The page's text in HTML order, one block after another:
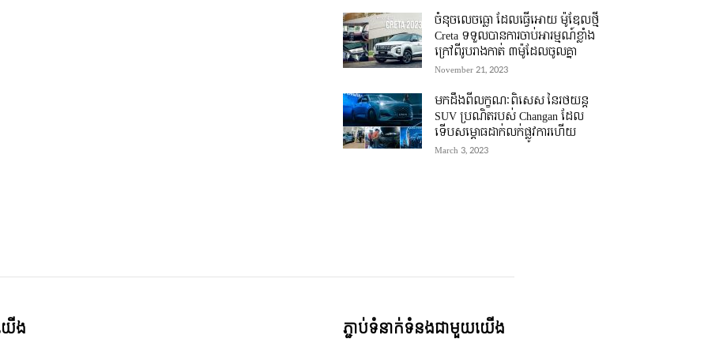
ចំនុចលេចធ្លោ ដែលធ្វើអោយ ម៉ូឌែលថ្មី
Creta ទទួលបានការចាប់អារម្មណ៍ខ្លាំង
ក្រៅពីរូបរាងកាត់ ៣ម៉ូដែលចូលគ្នា
November 21, 2023
មកដឹងពីលក្ខណៈពិសេស នៃរថយន្ត
SUV ប្រណិតរបស់ Changan ដែល
ទើបសម្ភោធដាក់លក់ផ្លូវការហើយ
March 3, 2023
ើង ភ្ជាប់ទំនាក់ទំនងជាមួយយើង